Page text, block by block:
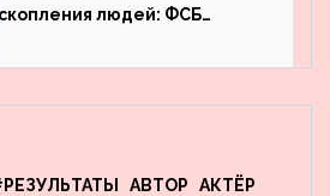
скопления людей: ФСБ
планировавших
АВТОР АКТЁР